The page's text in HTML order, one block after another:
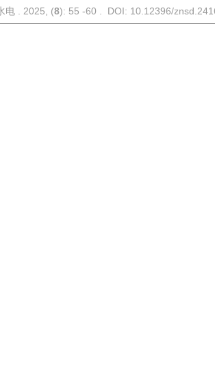
电 . 2025, (8): 55 -60 . DOI: 10.12396/